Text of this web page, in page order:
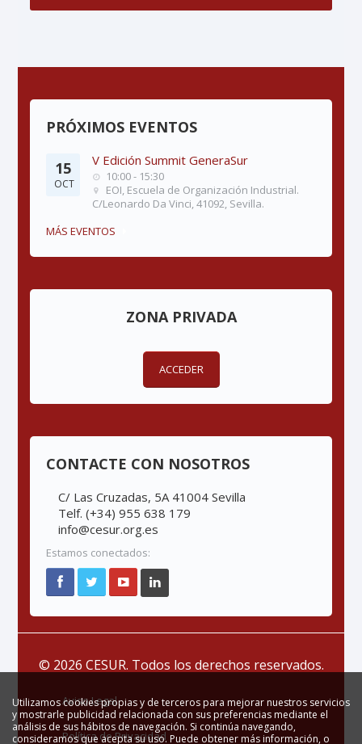
PRÓXIMOS EVENTOS
15
OCT
V Edición Summit GeneraSur
10:00 - 15:30
EOI, Escuela de Organización Industrial.
C/Leonardo Da Vinci, 41092, Sevilla.
MÁS EVENTOS
ZONA PRIVADA
ACCEDER
CONTACTE CON NOSOTROS
C/ Las Cruzadas, 5A 41004 Sevilla
Telf. (+34) 955 638 179
info@cesur.org.es
Estamos conectados:
© 2026 CESUR. Todos los derechos reservados.
Aviso Legal
Política de Privacidad
Utilizamos cookies propias y de terceros para mejorar nuestros servicios
y mostrarle publicidad relacionada con sus preferencias mediante el
análisis de sus hábitos de navegación. Si continúa navegando,
consideramos que acepta su uso. Puede obtener más información, o